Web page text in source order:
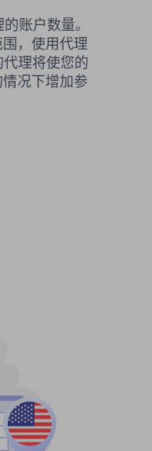
账户数量。
，使用代理
理将使您的
况下增加参